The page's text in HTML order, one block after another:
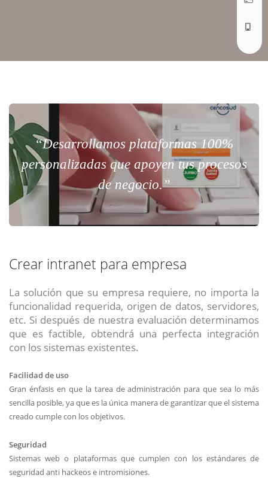
“Desarrollamos plataformas 100%
personalizadas que apoyen tus procesos
de negocio.”
Crear intranet para empresa
La solución que su empresa requiere, no importa la
funcionalidad requerida, origen de datos, servidores,
etc. Si después de nuestra evaluación determinamos
que es factible, obtendrá una perfecta integración
con los sistemas existentes.
Facilidad de uso
Gran énfasis en que la tarea de administración para que sea lo más
sencilla posible, ya que es la única manera de garantizar que el sistema
creado cumple con los objetivos.
Seguridad
Sistemas web o plataformas que cumplen con los estándares de
seguridad anti hackeos e intromisiones.